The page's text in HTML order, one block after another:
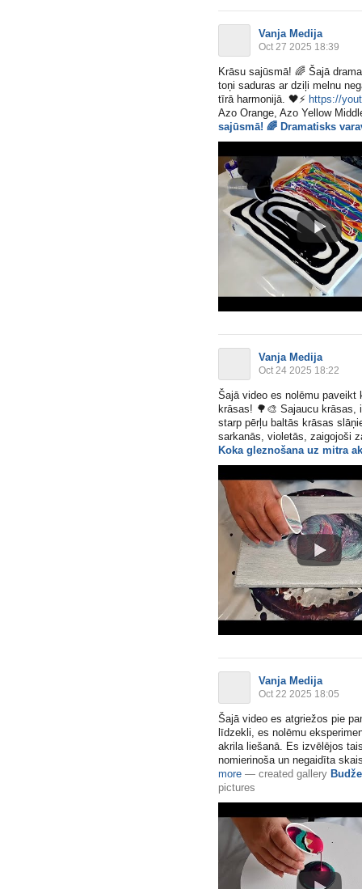
Vanja Medija
Oct 27 2025 18:39
Krāsu sajūsmā! 🌈 Šajā
toņi saduras ar dziļi melnu
tīrā harmonijā. 🖤⚡ https://
Azo Orange, Azo Yellow
sajūsmā! 🌈 Dramatisks
Vanja Medija
Oct 24 2025 18:22
Šajā video es nolēmu
krāsas! 🌳 🎨 Sajaucu krāsas,
starp pērļu baltās krāsas
sarkanās, violetās, zaigojoši
Koka gleznošana uz mitra
Vanja Medija
Oct 22 2025 18:05
Šajā video es atgriežos pie
līdzekli, es nolēmu
akrila liešanā. Es izvēlējos
nomierinoša un negaidīta
more — created gallery
pictures